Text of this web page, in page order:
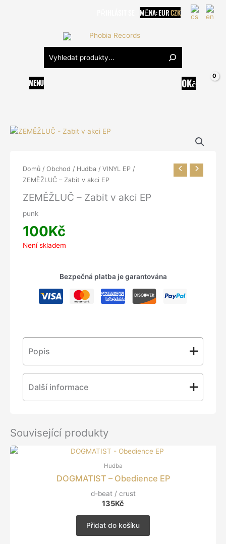
MĚNA:EURCZK
Hledání
MENU 0Kč
Domů / Obchod / Hudba / VINYL EP /
ZEMĚŽLUČ – Zabit v akci EP
ZEMĚŽLUČ – Zabit v akci EP
punk
100Kč
Není skladem
Bezpečná platba je garantována
Popis
další luxusní gatefold moravských punx !
Další informace
Vydavatelství
Související produkty
Hudba
DOGMATIST – Obedience EP
d-beat / crust
135Kč
Přidat do košíku